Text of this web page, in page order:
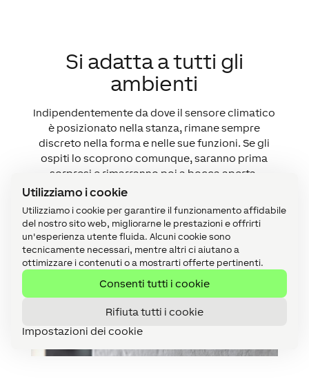
Utilizziamo i cookie
Utilizziamo i cookie per garantire il funzionamento affidabile
del nostro sito web, migliorarne le prestazioni e offrirti
un'esperienza utente fluida. Alcuni cookie sono
tecnicamente necessari, mentre altri ci aiutano a
ottimizzare i contenuti o a mostrarti offerte pertinenti.
Consenti tutti i cookie
Rifiuta tutti i cookie
Impostazioni dei cookie
Si adatta a tutti gli
ambienti
Indipendentemente da dove il sensore climatico
è posizionato nella stanza, rimane sempre
discreto nella forma e nelle sue funzioni. Se gli
ospiti lo scoprono comunque, saranno prima
sorpresi e rimarranno poi a bocca aperta.